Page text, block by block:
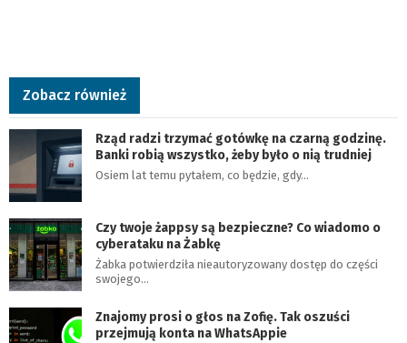
Zobacz również
Rząd radzi trzymać gotówkę na czarną godzinę.
Banki robią wszystko, żeby było o nią trudniej
Osiem lat temu pytałem, co będzie, gdy…
Czy twoje żappsy są bezpieczne? Co wiadomo o
cyberataku na Żabkę
Żabka potwierdziła nieautoryzowany dostęp do części
swojego…
Znajomy prosi o głos na Zofię. Tak oszuści
przejmują konta na WhatsAppie